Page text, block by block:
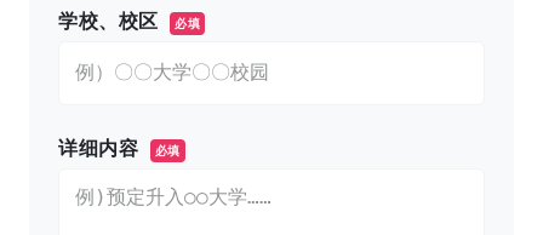
学校、校区 必填
详细内容 必填